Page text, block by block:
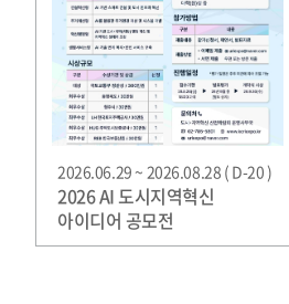
2026.06.29 ~ 2026.08.28 ( D-20 )
2026 AI 도시지역혁신
아이디어 공모전